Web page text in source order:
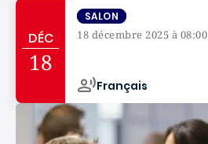
DÉC
18
SALON
18 décembre 2025 à 08:00
Français